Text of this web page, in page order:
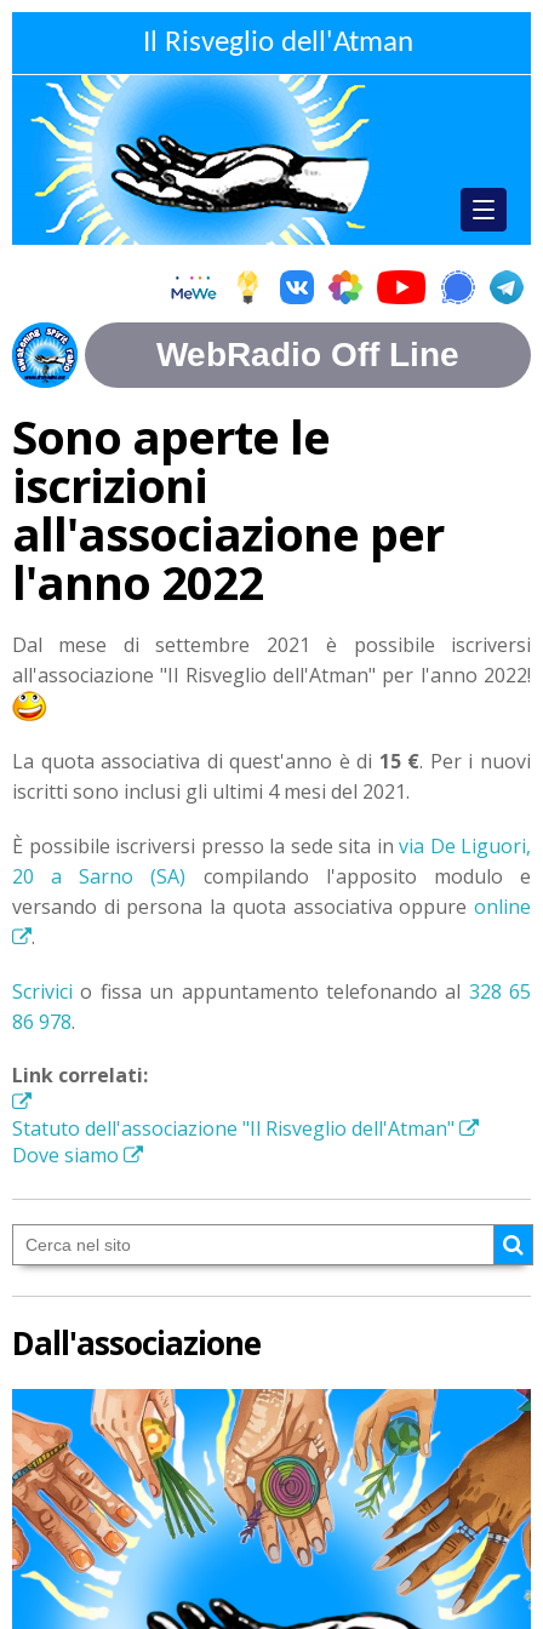
Il Risveglio dell'Atman
Sono aperte le
iscrizioni
all'associazione per
l'anno 2022
Dal mese di settembre 2021 è possibile iscriversi
all'associazione "Il Risveglio dell'Atman" per l'anno 2022!
La quota associativa di quest'anno è di 15 €. Per i nuovi
iscritti sono inclusi gli ultimi 4 mesi del 2021.
È possibile iscriversi presso la sede sita in via De Liguori,
20 a Sarno (SA) compilando l'apposito modulo e
versando di persona la quota associativa oppure online
.
Scrivici o fissa un appuntamento telefonando al 328 65
86 978.
Link correlati:
Statuto dell'associazione "Il Risveglio dell'Atman"
Dove siamo
Dall'associazione